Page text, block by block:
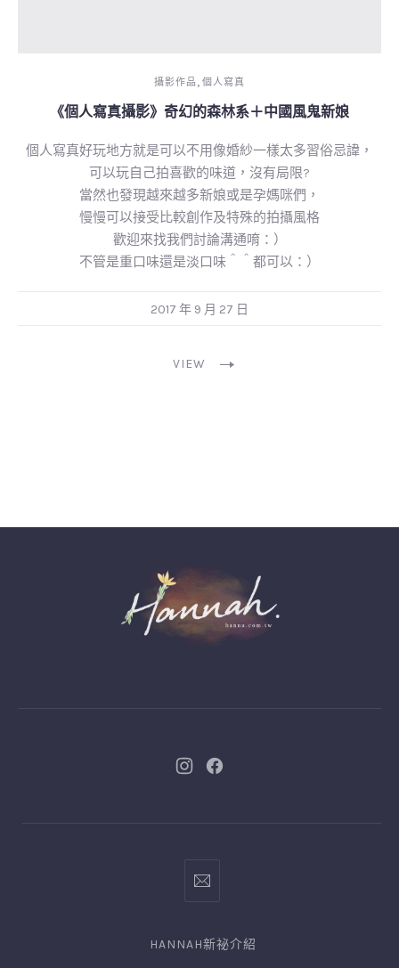
攝影作品 , 個人寫真
《個人寫真攝影》奇幻的森林系＋中國風鬼新娘
個人寫真好玩地方就是可以不用像婚紗一樣太多習俗忌諱，
可以玩自己拍喜歡的味道，沒有局限?
當然也發現越來越多新娘或是孕媽咪們，
慢慢可以接受比較創作及特殊的拍攝風格
歡迎來找我們討論溝通唷：）
不管是重口味還是淡口味＾＾都可以：）
2017 年 9 月 27 日
VIEW
New New
han81700@gmail.com
HANNAH新祕介紹